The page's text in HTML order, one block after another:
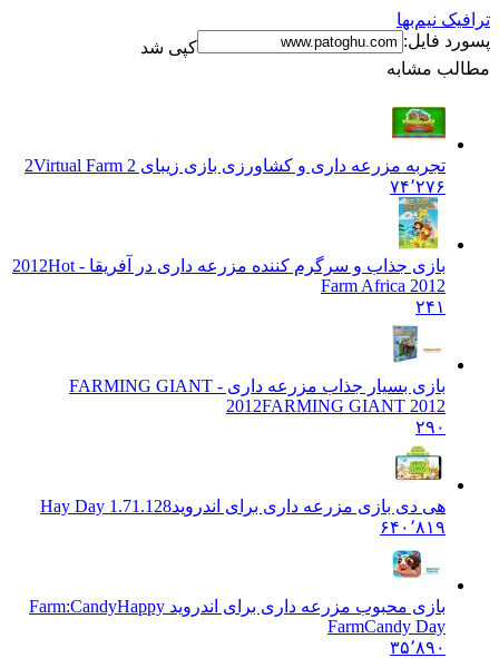
نیم‌بها
فایل:
کپی شد
مشابه
تجربه مزرعه داری و کشاورزی بازی زیبای 2 Virtual Farm 2
۷۴٬۲۷۶
بازی جذاب و سرگرم کننده مزرعه داری در آفریقا - 2012Hot
Farm Africa 2012
بازی بسیار جذاب مزرعه داری - FARMING GIANT
2012FARMING GIANT 2012
هی دی بازی مزرعه داری برای اندروید Hay Day 1.71.128
۶۴۰٬۸۱۹
بازی محبوب مزرعه داری برای اندروید Farm:CandyHappy
FarmCandy Day
۳۵٬۸۹۰